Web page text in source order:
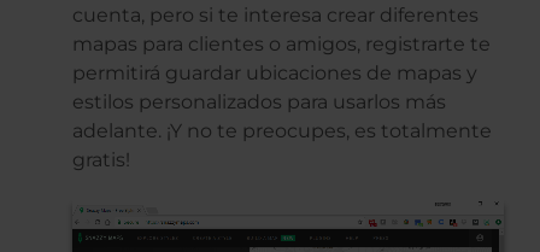
cuenta, pero si te interesa crear diferentes
mapas para clientes o amigos, registrarte te
permitirá guardar ubicaciones de mapas y
estilos personalizados para usarlos más
adelante. ¡Y no te preocupes, es totalmente
gratis!